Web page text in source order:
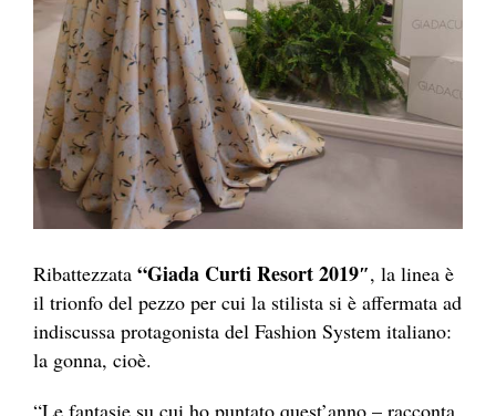
Ribattezzata “Giada Curti Resort 2019″, la linea è
il trionfo del pezzo per cui la stilista si è affermata ad
indiscussa protagonista del Fashion System italiano:
la gonna, cioè.
“Le fantasie su cui ho puntato quest’anno – racconta